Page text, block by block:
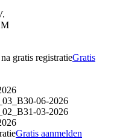
gratis registratieGratis
30-06-2026
31-03-2026
Gratis aanmelden